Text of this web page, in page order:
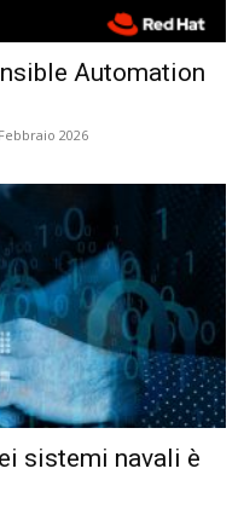
Automation
2026
sistemi navali è